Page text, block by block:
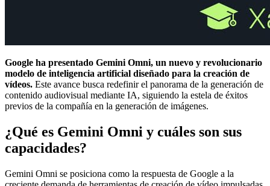
Google ha presentado Gemini Omni, un nuevo y revolucionario
modelo de inteligencia artificial diseñado para la creación de
vídeos. Este avance busca redefinir el panorama de la generación de
contenido audiovisual mediante IA, siguiendo la estela de éxitos
previos de la compañía en la generación de imágenes.
¿Qué es Gemini Omni y cuáles son sus
capacidades?
Gemini Omni se posiciona como la respuesta de Google a la